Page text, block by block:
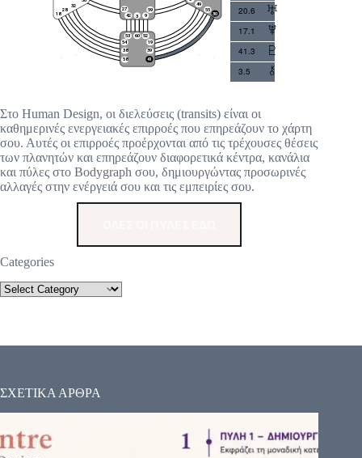
20.6
17.1
41.3
3.5
Στο Human Design, οι διελεύσεις (transits) είναι οι
καθημερινές ενεργειακές επιρροές που επηρεάζουν το χάρτη
σου. Αυτές οι επιρροές προέρχονται από τις τρέχουσες θέσεις
των πλανητών και επηρεάζουν διαφορετικά κέντρα, κανάλια
και πύλες στο Bodygraph σου, δημιουργώντας προσωρινές
αλλαγές στην ενέργειά σου και τις εμπειρίες σου.
Categories
ΣΧΕΤΙΚΑ ΑΡΘΡΑ